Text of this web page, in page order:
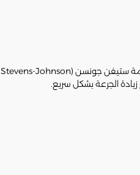
طفح جلدي بسيط، يظهر بصورة شائعة عند العديد من المرضى ولكن بصورة بسيطة. نادرا ما قد يحدث طفح جلدي شديد أو ما يُعرف بمتلازمة ستيفن جونسن (Stevens-Johnson